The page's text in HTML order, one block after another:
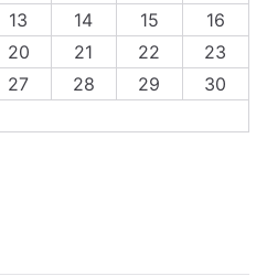
13 14 15
16
20 21 22
23
27 28 29
30